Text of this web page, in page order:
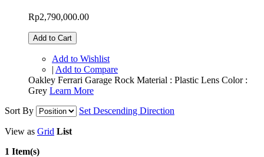
Rp2,790,000.00
Add to Cart
Add to Wishlist
| Add to Compare
Oakley Ferrari Garage Rock Material : Plastic Lens Color :
Grey Learn More
Sort By
Set Descending Direction
View as Grid List
1 Item(s)